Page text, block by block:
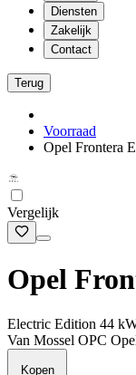
Diensten
Zakelijk
Contact
Terug
Voorraad
Opel Frontera
Vergelijk
Opel
Electric Edition 44
Van Mossel OPC
Kopen